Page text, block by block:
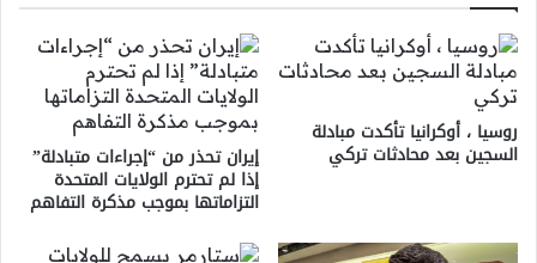
روسيا ، أوكرانيا تأكدت مبادلة
السجين بعد محادثات تركي إيران تحذر من “إجراءات متبادلة”
إذا لم تحترم الولايات المتحدة
التزاماتها بموجب مذكرة التفاهم